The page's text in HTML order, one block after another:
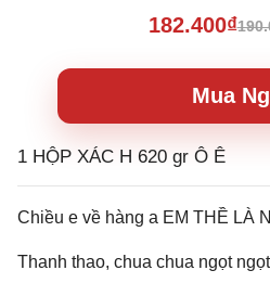
182.400₫
Mua
1 HỘP XÁC H 620 gr Ô Ê
Chiều e về hàng a EM THỀ LÀ
Thanh thao, chua chua ngọt